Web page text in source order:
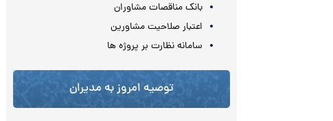
بانک مناقصات مشاوران
اعتبار صلاحیت مشاورین
سامانه نظارت بر پروژه ها
توصیه امروز به مدیران